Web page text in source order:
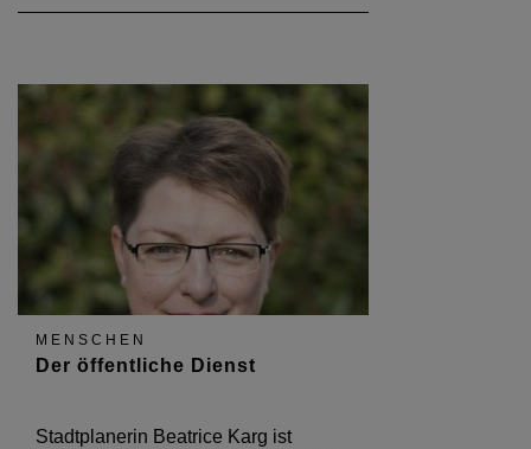
MENSCHEN
Der öffentliche Dienst
Stadtplanerin Beatrice Karg ist